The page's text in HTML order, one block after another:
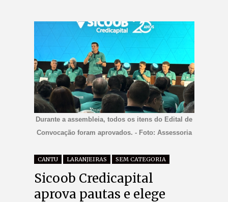
Durante a assembleia, todos os itens do Edital de
Convocação foram aprovados. - Foto: Assessoria
CANTU LARANJEIRAS SEM CATEGORIA
Sicoob Credicapital
aprova pautas e elege